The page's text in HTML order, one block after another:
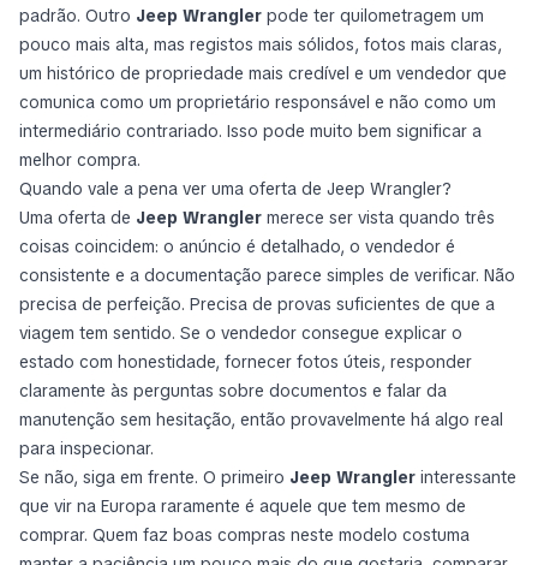
padrão. Outro Jeep Wrangler pode ter quilometragem um
pouco mais alta, mas registos mais sólidos, fotos mais claras,
um histórico de propriedade mais credível e um vendedor que
comunica como um proprietário responsável e não como um
intermediário contrariado. Isso pode muito bem significar a
melhor compra.
Quando vale a pena ver uma oferta de Jeep Wrangler?
Uma oferta de Jeep Wrangler merece ser vista quando três
coisas coincidem: o anúncio é detalhado, o vendedor é
consistente e a documentação parece simples de verificar. Não
precisa de perfeição. Precisa de provas suficientes de que a
viagem tem sentido. Se o vendedor consegue explicar o
estado com honestidade, fornecer fotos úteis, responder
claramente às perguntas sobre documentos e falar da
manutenção sem hesitação, então provavelmente há algo real
para inspecionar.
Se não, siga em frente. O primeiro Jeep Wrangler interessante
que vir na Europa raramente é aquele que tem mesmo de
comprar. Quem faz boas compras neste modelo costuma